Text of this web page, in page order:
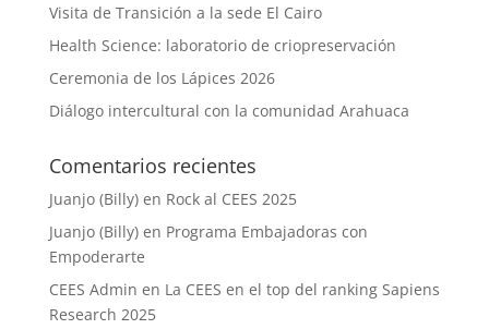
Visita de Transición a la sede El Cairo
Health Science: laboratorio de criopreservación
Ceremonia de los Lápices 2026
Diálogo intercultural con la comunidad Arahuaca
Comentarios recientes
Juanjo (Billy)en Rock al CEES 2025
Juanjo (Billy)en Programa Embajadoras con
Empoderarte
CEES Admin en La CEES en el top del ranking Sapiens
Research 2025